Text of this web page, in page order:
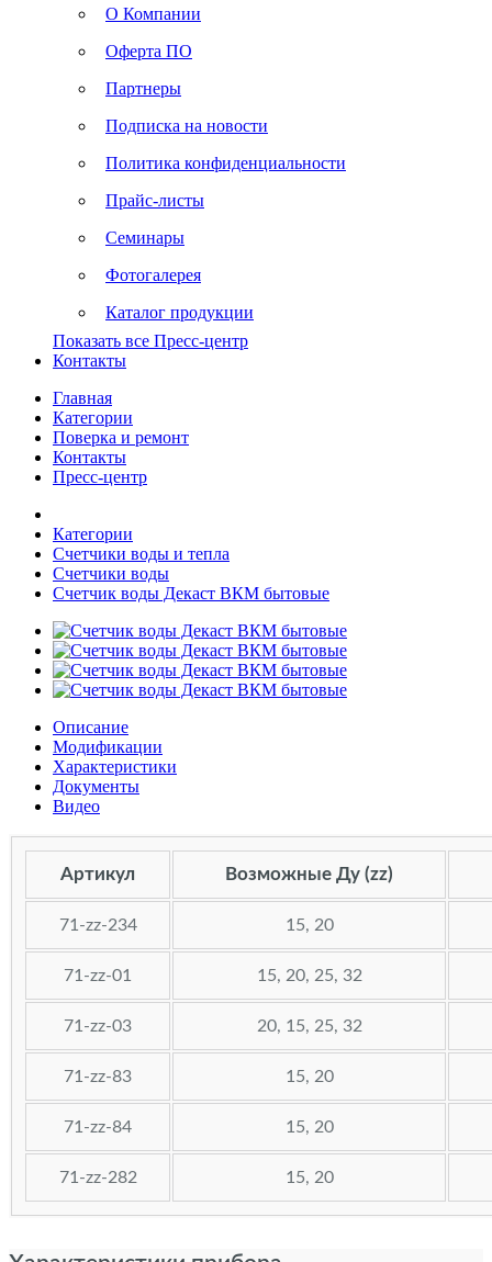
О Компании
Оферта ПО
Партнеры
Подписка на новости
Политика конфиденциальности
Прайс-листы
Семинары
Фотогалерея
Каталог продукции
Показать все Пресс-центр
Контакты
Главная
Категории
Поверка и ремонт
Контакты
Пресс-центр
Категории
Счетчики воды и тепла
Счетчики воды
Счетчик воды Декаст ВКМ бытовые
Описание
Модификации
Характеристики
Документы
Видео
Артикул Возможные Ду (zz)
71-zz-234 15, 20
71-zz-01 15, 20, 25, 32
71-zz-03 20, 15, 25, 32
71-zz-83 15, 20
71-zz-84 15, 20
71-zz-282 15, 20